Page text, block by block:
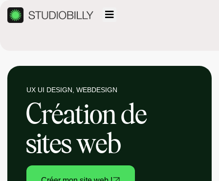
Création de sites sur
UX UI DESIGN, WEBDESIGN
Création de
sites web